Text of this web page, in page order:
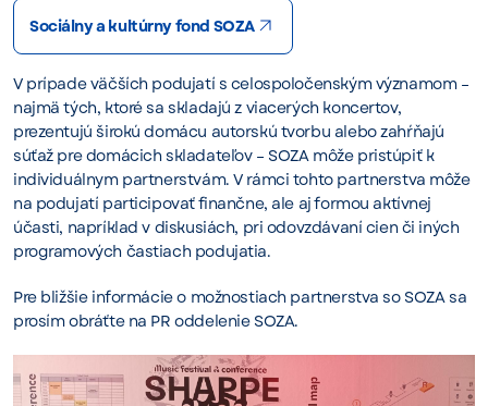
Sociálny a kultúrny fond SOZA
V prípade väčších podujatí s celospoločenským významom –
najmä tých, ktoré sa skladajú z viacerých koncertov,
prezentujú širokú domácu autorskú tvorbu alebo zahŕňajú
súťaž pre domácich skladateľov – SOZA môže pristúpiť k
individuálnym partnerstvám. V rámci tohto partnerstva môže
na podujatí participovať finančne, ale aj formou aktívnej
účasti, napríklad v diskusiách, pri odovzdávaní cien či iných
programových častiach podujatia.
Pre bližšie informácie o možnostiach partnerstva so SOZA sa
prosím obráťte na PR oddelenie SOZA.